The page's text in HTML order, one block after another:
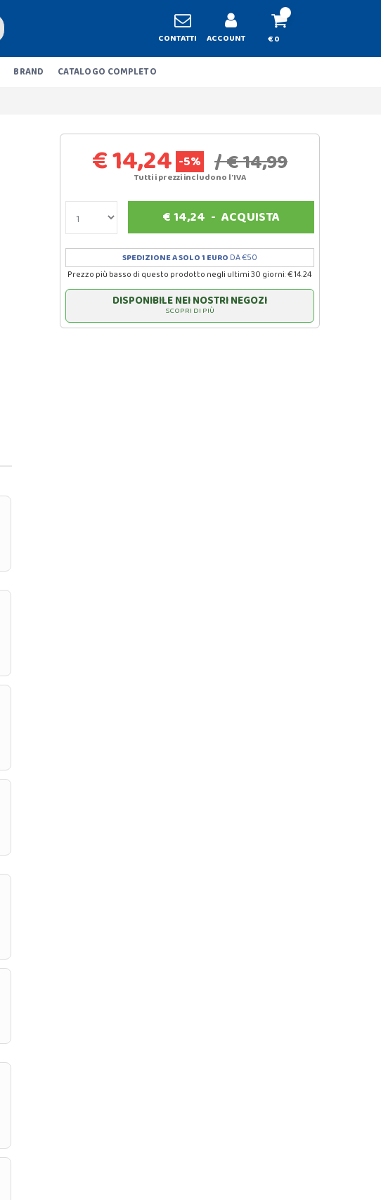
CONTATTI ACCOUNT € 0
BRAND CATALOGO COMPLETO
€ 14,24 -5% / € 14,99
Tutti i prezzi includono l'IVA
€14,24 - ACQUISTA
SPEDIZIONE A SOLO 1 EURO DA €50
Prezzo più basso di questo prodotto negli ultimi 30 giorni: € 14.24
DISPONIBILE NEI NOSTRI NEGOZI
SCOPRI DI PIÙ